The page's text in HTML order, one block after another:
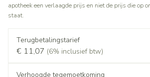
apotheek een verlaagde prijs en niet de prijs die op
staat.
Terugbetalingstarief
€ 11,07 (6% inclusief btw)
Verhoogde tegemoetkoming